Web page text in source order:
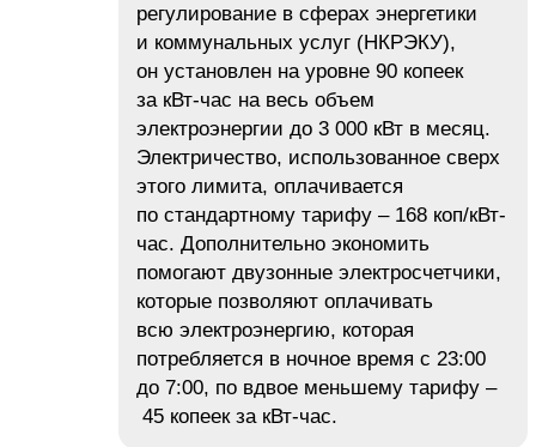
регулирование в сферах энергетики
и коммунальных услуг (НКРЭКУ),
он установлен на уровне 90 копеек
за кВт-час на весь объем
электроэнергии до 3 000 кВт в месяц.
Электричество, использованное сверх
этого лимита, оплачивается
по стандартному тарифу – 168 коп/кВт-
час. Дополнительно экономить
помогают двузонные электросчетчики,
которые позволяют оплачивать
всю электроэнергию, которая
потребляется в ночное время с 23:00
до 7:00, по вдвое меньшему тарифу –
45 копеек за кВт-час.